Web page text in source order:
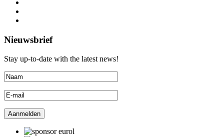
Nieuwsbrief
Stay up-to-date with the latest news!